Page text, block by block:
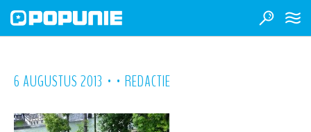
6 AUGUSTUS 2013 • • REDACTIE